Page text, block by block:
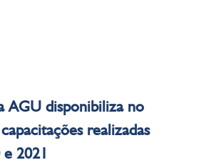
AGU disponibiliza no
realizadas
2021